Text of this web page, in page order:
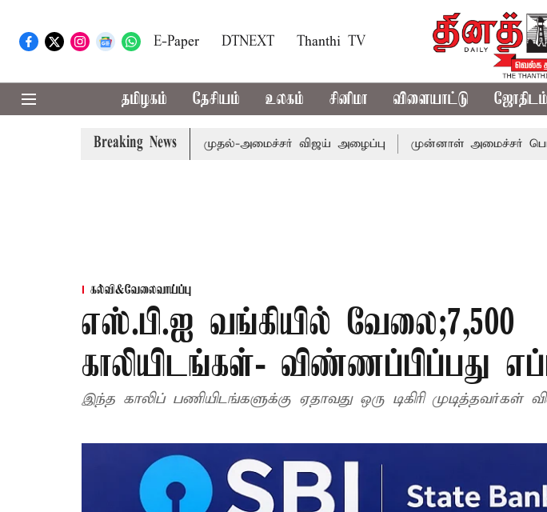
E-Paper DTNEXT Thanthi TV
தமிழகம் தேசியம் உலகம் சினிமா விளையாட்டு ஜோதிடம்
Breaking News
எம்.பி.க்கள் கூட்டத்துக்கு முதல்-அமைச்சர் விஜய் அழைப்பு முன்னாள் அமைச்சர்
கல்வி&வேலைவாய்ப்பு
எஸ்.பி.ஐ வங்கியில் வேலை;7,500
காலியிடங்கள்- விண்ணப்பிப்பது
இந்த காலிப் பணியிடங்களுக்கு ஏதாவது ஒரு டிகிரி முடித்தவர்கள்